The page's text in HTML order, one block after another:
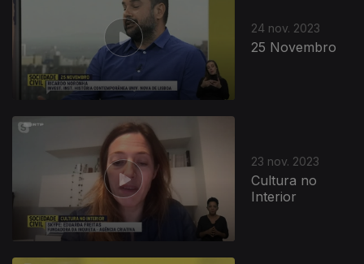
24 nov. 2023
25 Novembro
23 nov. 2023
Cultura no
Interior